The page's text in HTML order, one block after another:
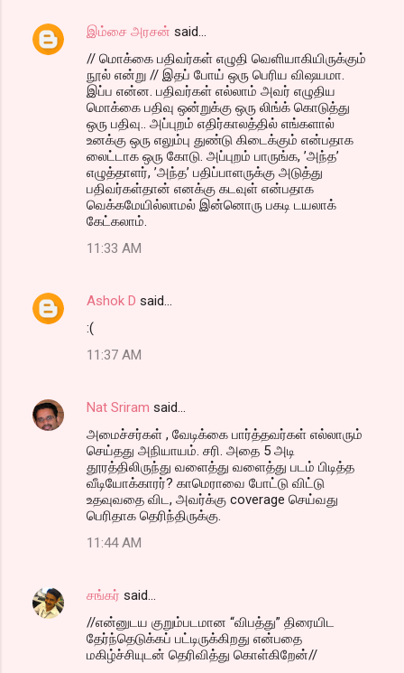
இம்சை அரசன் said…
// மொக்கை பதிவர்கள் எழுதி வெளியாகியிருக்கும்
நூல் என்று // இதப் போய் ஒரு பெரிய விஷயமா.
இப்ப என்ன. பதிவர்கள் எல்லாம் அவர் எழுதிய
மொக்கை பதிவு ஒன்றுக்கு ஒரு லிங்க் கொடுத்து
ஒரு பதிவு.. அப்புறம் எதிர்காலத்தில் எங்களால்
உனக்கு ஒரு எலும்பு துண்டு கிடைக்கும் என்பதாக
லைட்டாக ஒரு கோடு. அப்புறம் பாருங்க, ’அந்த’
எழுத்தாளர், ’அந்த’ பதிப்பாளருக்கு அடுத்து
பதிவர்கள்தான் எனக்கு கடவுள் என்பதாக
வெக்கமேயில்லாமல் இன்னொரு பகடி டயலாக்
கேட்கலாம்.
11:33 AM
Ashok D said…
:(
11:37 AM
Nat Sriram said…
அமைச்சர்கள் , வேடிக்கை பார்த்தவர்கள் எல்லாரும்
செய்தது அநியாயம். சரி. அதை 5 அடி
தூரத்திலிருந்து வளைத்து வளைத்து படம் பிடித்த
வீடியோக்காரர்? காமெராவை போட்டு விட்டு
உதவுவதை விட, அவர்க்கு coverage செய்வது
பெரிதாக தெரிந்திருக்கு.
11:44 AM
சங்கர் said…
//என்னுடய குறும்படமான “விபத்து” திரையிட
தேர்ந்தெடுக்கப் பட்டிருக்கிறது என்பதை
மகிழ்ச்சியுடன் தெரிவித்து கொள்கிறேன்//